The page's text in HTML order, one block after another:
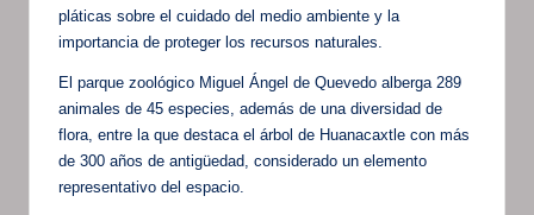
pláticas sobre el cuidado del medio ambiente y la
importancia de proteger los recursos naturales.
El parque zoológico Miguel Ángel de Quevedo alberga 289
animales de 45 especies, además de una diversidad de
flora, entre la que destaca el árbol de Huanacaxtle con más
de 300 años de antigüedad, considerado un elemento
representativo del espacio.